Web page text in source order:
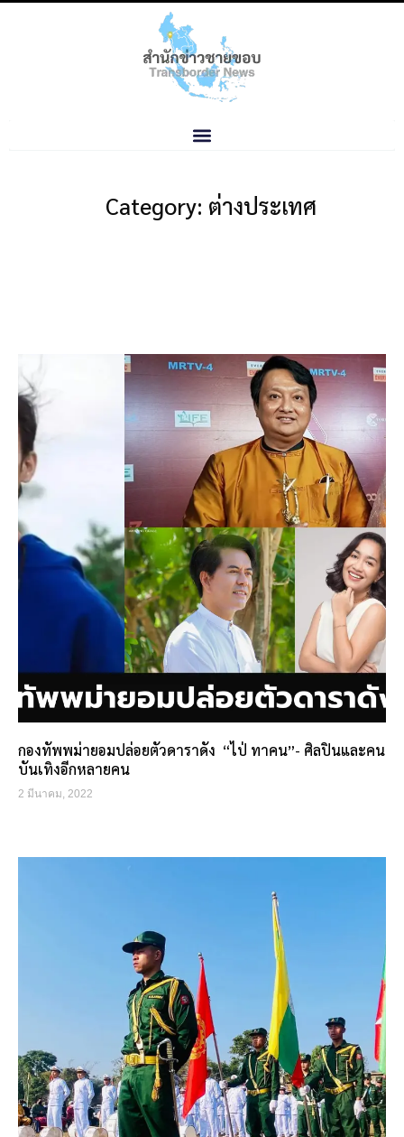
Category: ต่างประเทศ
กองทัพพม่ายอมปล่อยตัวดาราดัง “ไป่ ทาคน”- ศิลปินและคน
บันเทิงอีกหลายคน
2 มีนาคม, 2022